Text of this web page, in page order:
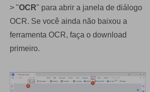
> "OCR" para abrir a janela de diálogo
OCR. Se você ainda não baixou a
ferramenta OCR, faça o download
primeiro.